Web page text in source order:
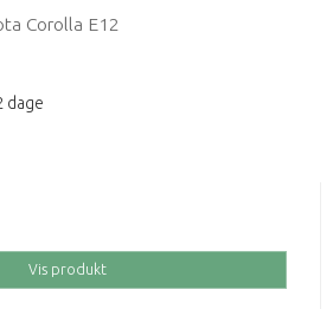
Corolla E12
dage
Vis produkt